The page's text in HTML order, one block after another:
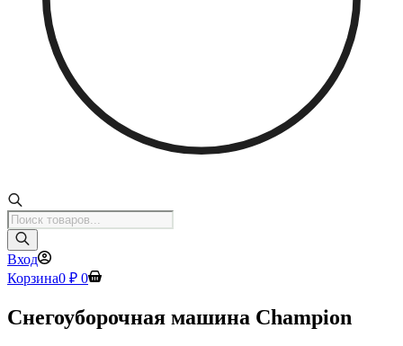
Поиск
товаров
Вход
Корзина0 ₽ 0
Снегоуборочная машина Champion